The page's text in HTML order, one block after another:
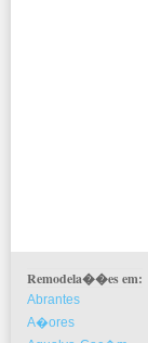
Remodela��es em:
Abrantes
A�ores